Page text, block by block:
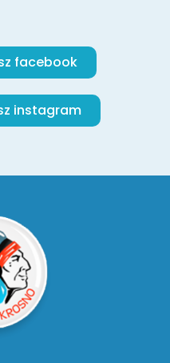
facebook
instagram